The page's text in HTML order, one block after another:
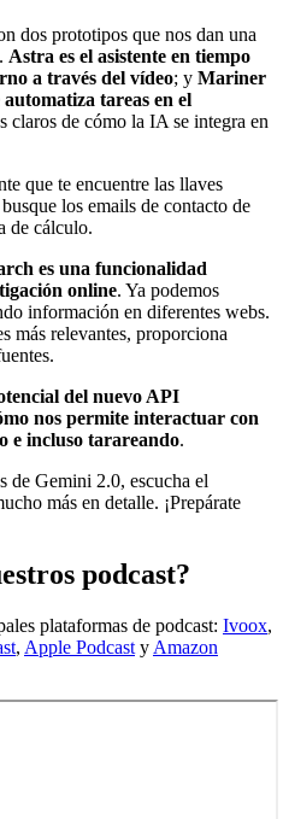
dos prototipos que nos dan una
Astra es el asistente en tiempo
a través del vídeo; y Mariner
tareas en el
claros de cómo la IA se integra en
que te encuentre las llaves
los emails de contacto de
de cálculo.
es una funcionalidad
online. Ya podemos
información en diferentes webs.
más relevantes, proporciona
del nuevo API
nos permite interactuar con
e incluso tarareando.
de Gemini 2.0, escucha el
más en detalle. ¡Prepárate
podcast?
plataformas de podcast: Ivoox,
, Apple Podcast y Amazon